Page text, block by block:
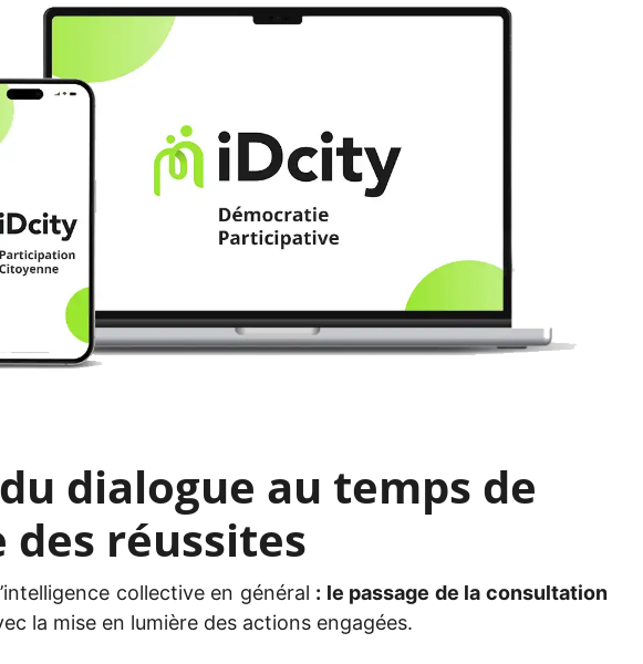
dialogue au temps de
réussites
collective en général : le passage de la consultation
la mise en lumière des actions engagées.